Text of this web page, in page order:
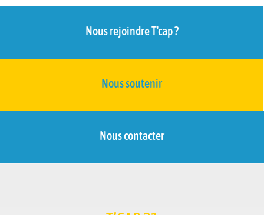
Nous rejoindre T'cap ?
Nous soutenir
Nous contacter